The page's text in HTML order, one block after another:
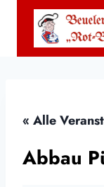
springen
« Alle
Abbau